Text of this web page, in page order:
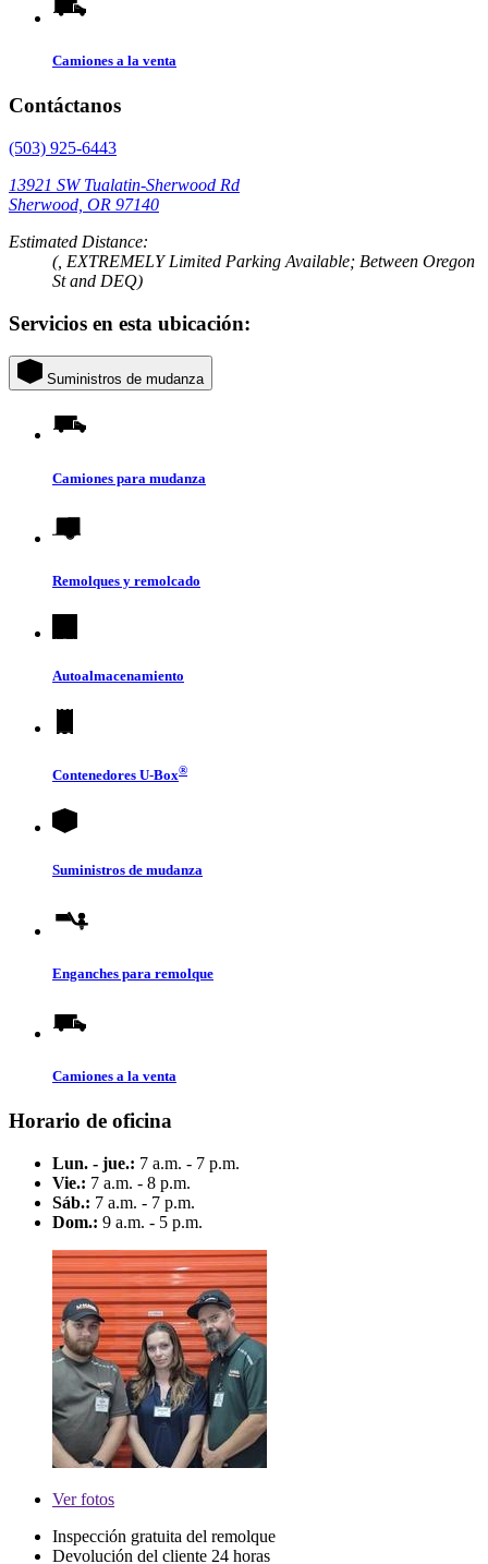
Camiones a la venta
Contáctanos
(503) 925-6443
13921 SW Tualatin-Sherwood Rd
Sherwood, OR 97140
Estimated Distance:
(, EXTREMELY Limited Parking Available; Between Oregon
St and DEQ)
Servicios en esta ubicación:
Suministros de mudanza
Camiones para mudanza
Remolques y remolcado
Autoalmacenamiento
Contenedores U-Box®
Suministros de mudanza
Enganches para remolque
Camiones a la venta
Horario de oficina
Lun. - jue.: 7 a.m. - 7 p.m.
Vie.: 7 a.m. - 8 p.m.
Sáb.: 7 a.m. - 7 p.m.
Dom.: 9 a.m. - 5 p.m.
Verfotos
Inspección gratuita del remolque
Devolución del cliente 24 horas